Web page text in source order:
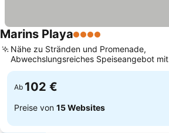
Marins Playa4 Sterne
Nähe zu Stränden und Promenade,
Abwechslungsreiches Speiseangebot mit
Option nur für Erwachsene
Ab 102 €
Preise von 15 Websites